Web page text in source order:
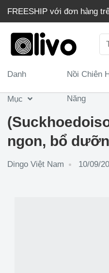
dung
FREESHIP với đơn hàng
Danh
Mục
Nồi Chiên
Năng
ngon, bổ
Dingo Việt Nam 10/09/